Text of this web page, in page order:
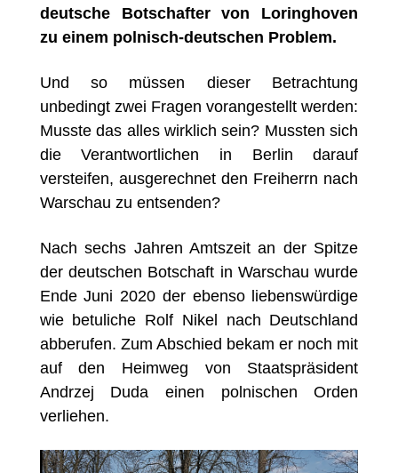
deutsche Botschafter von Loringhoven
zu einem polnisch-deutschen Problem.
Und so müssen dieser Betrachtung
unbedingt zwei Fragen vorangestellt werden:
Musste das alles wirklich sein? Mussten sich
die Verantwortlichen in Berlin darauf
versteifen, ausgerechnet den Freiherrn nach
Warschau zu entsenden?
Nach sechs Jahren Amtszeit an der Spitze
der deutschen Botschaft in Warschau wurde
Ende Juni 2020 der ebenso liebenswürdige
wie betuliche Rolf Nikel nach Deutschland
abberufen. Zum Abschied bekam er noch mit
auf den Heimweg von Staatspräsident
Andrzej Duda einen polnischen Orden
verliehen.